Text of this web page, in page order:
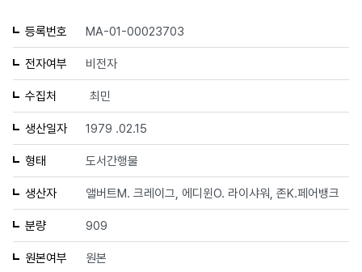
등록번호 MA-01-00023703
전자여부 비전자
수집처 최민
생산일자 1979 .02.15
형태 도서간행물
생산자 앨버트M. 크레이그, 에디윈O. 라이샤워, 존K.페어뱅크
분량 909
원본여부 원본